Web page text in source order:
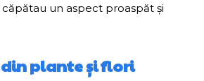
căpătau un aspect proaspăt și
plante și flori